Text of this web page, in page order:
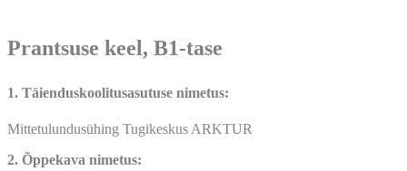
Prantsuse keel, B1-tase
1. Täienduskoolitusasutuse nimetus:
Mittetulundusühing Tugikeskus ARKTUR
2. Õppekava nimetus: